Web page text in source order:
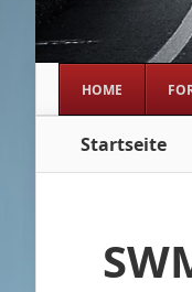
HOME
Startseite